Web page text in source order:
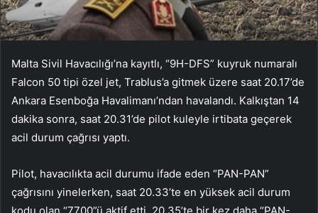
Malta Sivil Havacılığı’na kayıtlı, “9H-DFS” kuyruk numaralı
Falcon 50 tipi özel jet, Trablus’a gitmek üzere saat 20.17’de
Ankara Esenboğa Havalimanı’ndan havalandı. Kalkıştan 14
dakika sonra, saat 20.31’de pilot kuleyle irtibata geçerek
acil durum çağrısı yaptı.
Pilot, havacılıkta acil durumu ifade eden “PAN-PAN”
çağrısını yinelerken, saat 20.33’te en yüksek acil durum